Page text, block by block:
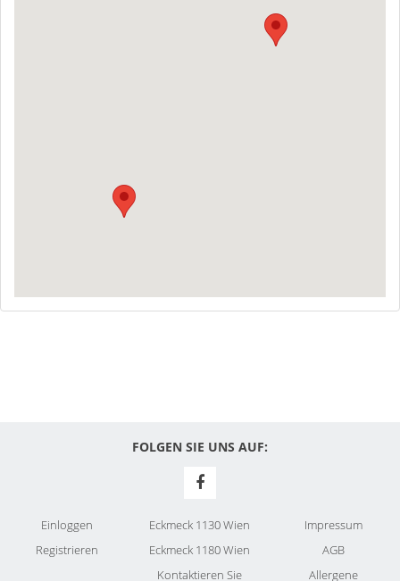
FOLGEN SIE UNS AUF:
Einloggen
Registrieren
Eckmeck 1130 Wien
Eckmeck 1180 Wien
Kontaktieren Sie
Impressum
AGB
Allergene